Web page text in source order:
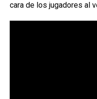
cara de los jugadores al